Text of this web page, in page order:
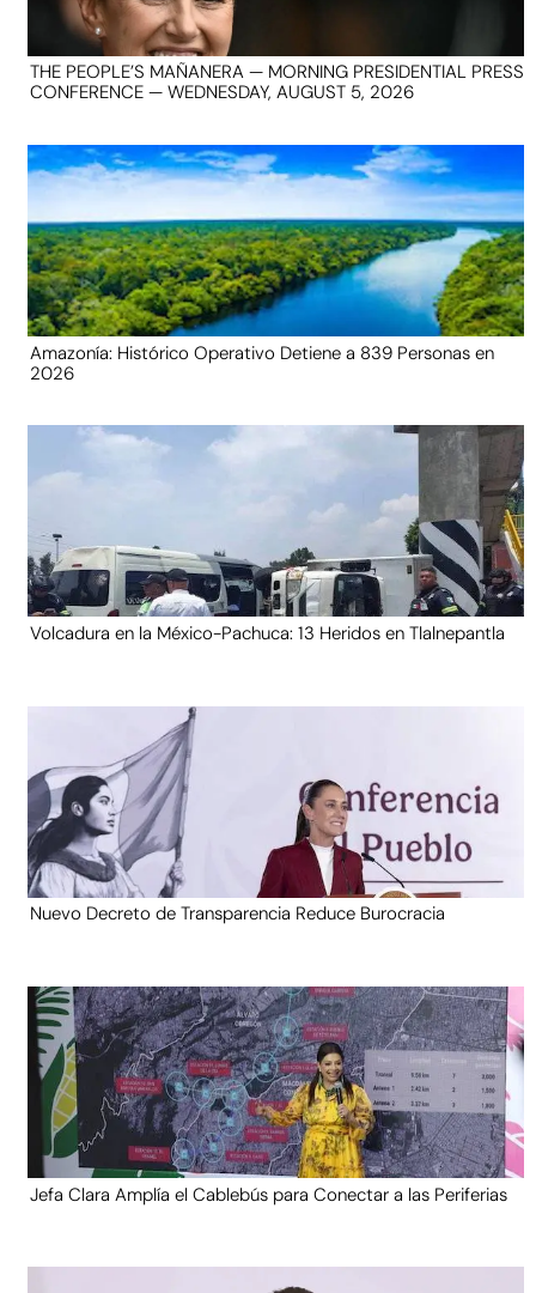
THE PEOPLE’S MAÑANERA — MORNING PRESIDENTIAL PRESS
CONFERENCE — WEDNESDAY, AUGUST 5, 2026
Amazonía: Histórico Operativo Detiene a 839 Personas en
2026
Volcadura en la México-Pachuca: 13 Heridos en Tlalnepantla
Nuevo Decreto de Transparencia Reduce Burocracia
Jefa Clara Amplía el Cablebús para Conectar a las Periferias